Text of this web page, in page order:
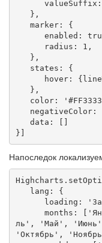
}]
Напоследок
ль', 'Май',
'Октябрь',